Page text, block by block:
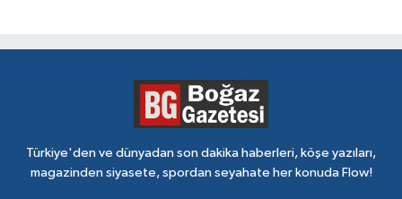
Türkiye'den ve dünyadan son dakika haberleri, köşe yazıları,
magazinden siyasete, spordan seyahate her konuda Flow!